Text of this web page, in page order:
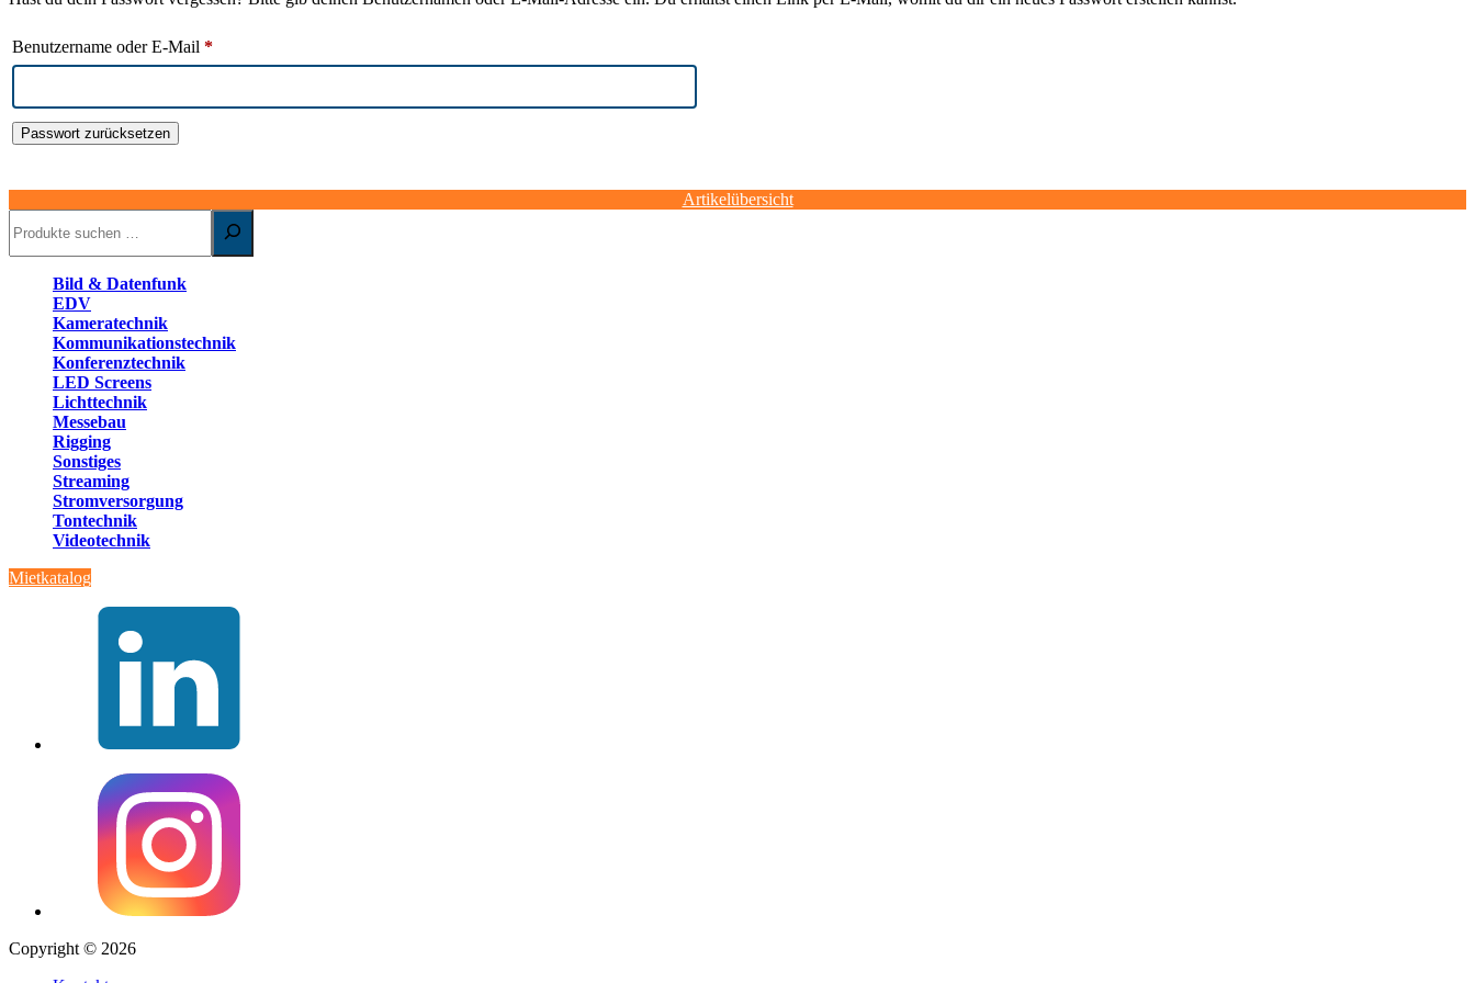
Benutzername oder E-Mail *Erforderlich
Passwort zurücksetzen
Artikelübersicht
Bild & Datenfunk
EDV
Kameratechnik
Kommunikationstechnik
Konferenztechnik
LED Screens
Lichttechnik
Messebau
Rigging
Sonstiges
Streaming
Stromversorgung
Tontechnik
Videotechnik
Mietkatalog
Copyright © 2026